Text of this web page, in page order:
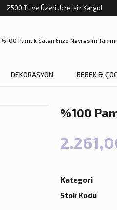
2500 TL ve Üzeri Ücretsiz Kargo!
DEKORASYON BEBEK &
%100
Kategori
Stok Kodu